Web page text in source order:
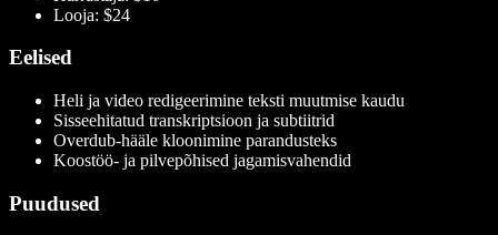
Looja: $24
Eelised
Heli ja video redigeerimine teksti muutmise kaudu
Sisseehitatud transkriptsioon ja subtiitrid
Overdub-hääle kloonimine parandusteks
Koostöö- ja pilvepõhised jagamisvahendid
Puudused